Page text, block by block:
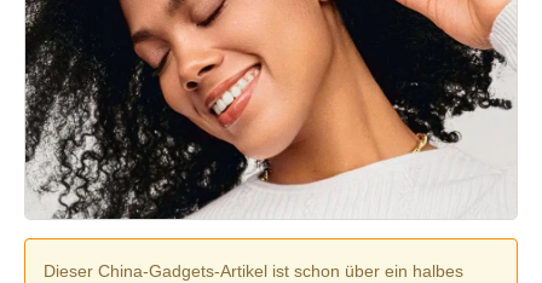
Dieser China-Gadgets-Artikel ist schon über ein halbes